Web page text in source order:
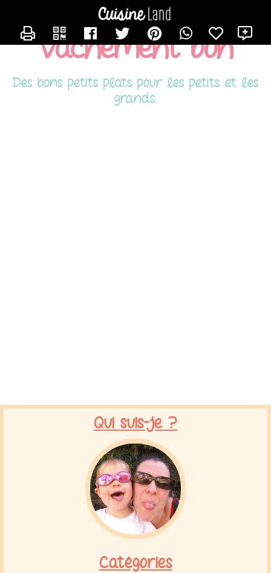
Vachement bon
Des bons petits plats pour les petits et les
grands.
Qui suis-je ?
Catégories
CONTACTER TITOUNE